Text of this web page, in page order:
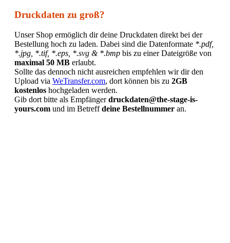
Druckdaten zu groß?
Unser Shop ermöglich dir deine Druckdaten direkt bei der
Bestellung hoch zu laden. Dabei sind die Datenformate *.pdf,
*.jpg, *.tif, *.eps, *.svg & *.bmp bis zu einer Dateigröße von
maximal 50 MB erlaubt.
Sollte das dennoch nicht ausreichen empfehlen wir dir den
Upload via WeTransfer.com, dort können bis zu 2GB
kostenlos hochgeladen werden.
Gib dort bitte als Empfängerdruckdaten@the-stage-is-
yours.com und im Betreffdeine Bestellnummer an.